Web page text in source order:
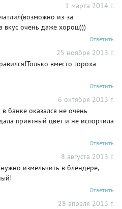
1 марта 2014 г.
из-за
вкус очень даже хорош)))
Ответить
25 ноября 2013 г.
вместо гороха
Ответить
6 октября 2013 г.
банке оказался не очень
приятный цвет и не испортила
Ответить
8 августа 2013 г.
измельчить в блендере,
Ответить
28 апреля 2013 г.